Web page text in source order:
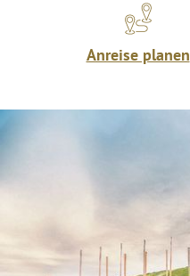
Anreise planen